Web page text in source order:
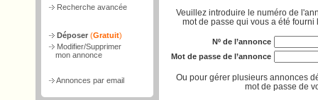
Recherche avancée
Déposer (Gratuit)
Modifier/Supprimer
mon annonce
Annonces par email
Veuillez introduire le numéro de
mot de passe qui vous a été
Nº de l’annonce
Mot de passe de l’annonce
Ou pour gérer plusieurs annonces
mot de passe de